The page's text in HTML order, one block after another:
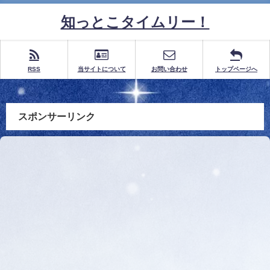
知っとこタイムリー！
RSS 当サイトについて お問い合わせ トップページへ
スポンサーリンク